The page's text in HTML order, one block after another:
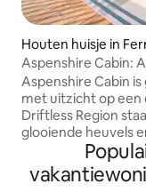
Houten huisje in
Aspenshire Cabin:
Charm
Aspenshire Cabin
met uitzicht op een
Driftless Region
glooiende heuvels
landschappen.
gerenoveerde hut
contrast met de